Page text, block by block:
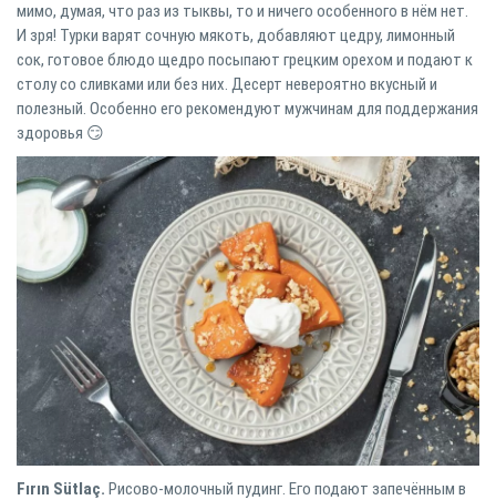
мимо, думая, что раз из тыквы, то и ничего особенного в нём нет.
И зря! Турки варят сочную мякоть, добавляют цедру, лимонный
сок, готовое блюдо щедро посыпают грецким орехом и подают к
столу со сливками или без них. Десерт невероятно вкусный и
полезный. Особенно его рекомендуют мужчинам для поддержания
здоровья 😏⠀
Fırın Sütlaç. Рисово-молочный пудинг. Его подают запечённым в